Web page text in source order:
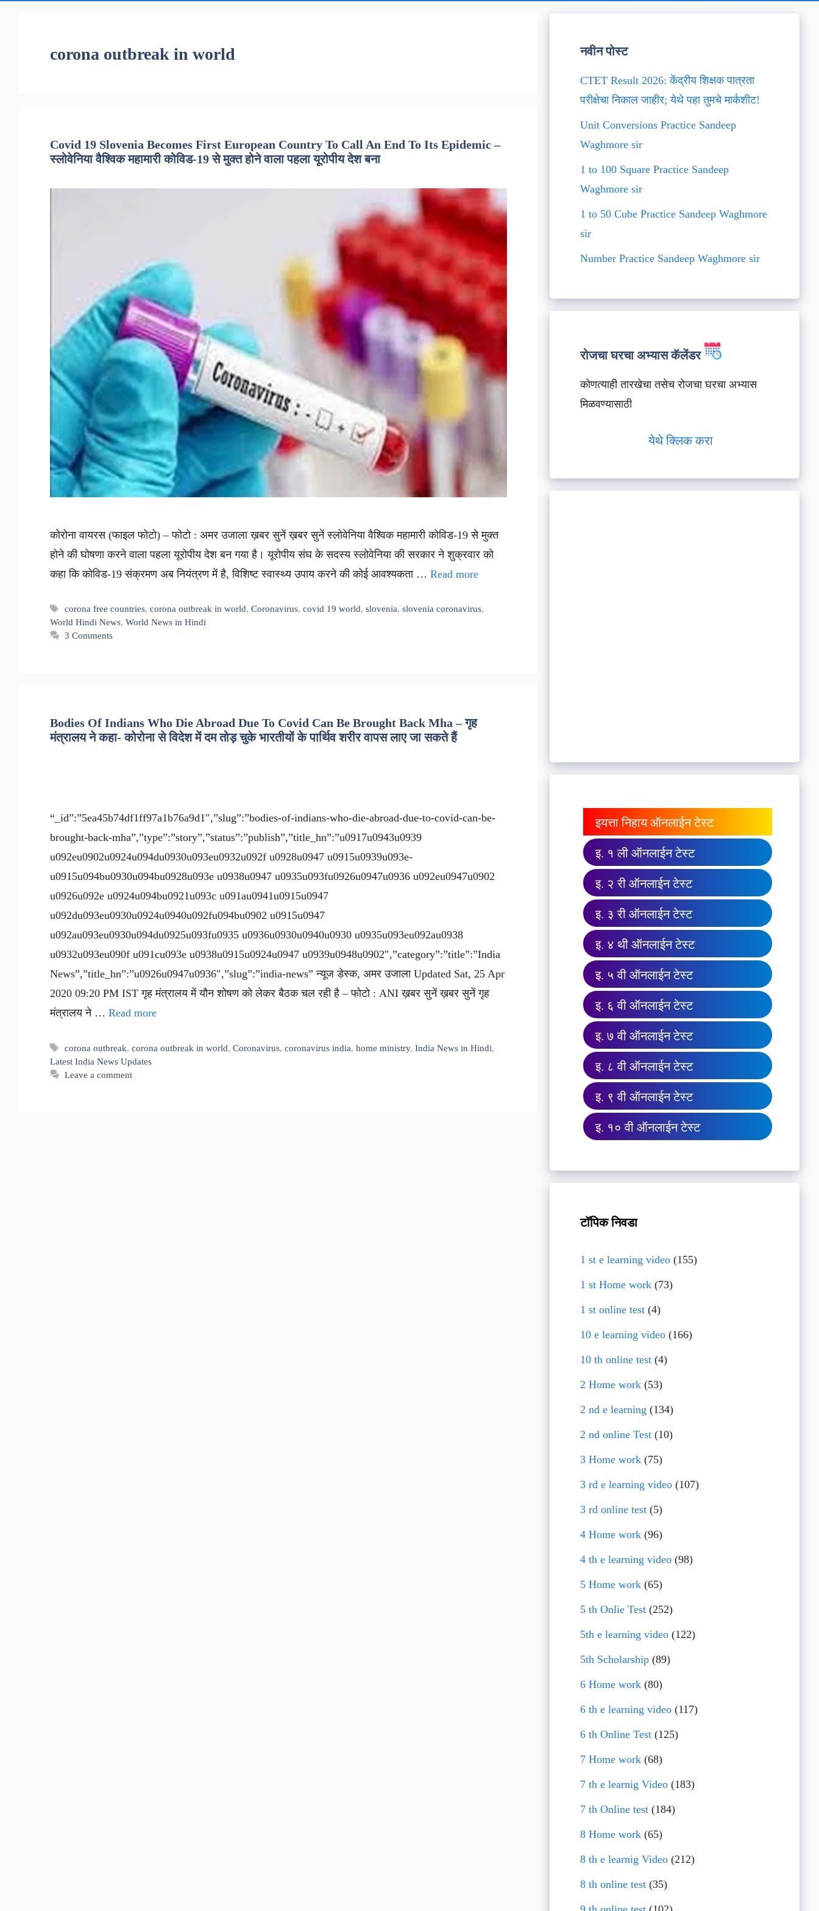
corona outbreak in world
Covid 19 Slovenia Becomes First European Country To Call An End To Its Epidemic –
स्लोवेनिया वैश्विक महामारी कोविड-19 से मुक्त होने वाला पहला यूरोपीय देश बना
कोरोना वायरस (फाइल फोटो) – फोटो : अमर उजाला ख़बर सुनें ख़बर सुनें स्लोवेनिया वैश्विक महामारी कोविड-19 से मुक्त
होने की घोषणा करने वाला पहला यूरोपीय देश बन गया है। यूरोपीय संघ के सदस्य स्लोवेनिया की सरकार ने शुक्रवार को
कहा कि कोविड-19 संक्रमण अब नियंत्रण में है, विशिष्ट स्वास्थ्य उपाय करने की कोई आवश्यकता … Read more
Tags
corona free countries,corona outbreak in world,Coronavirus,covid 19 world,slovenia,slovenia coronavirus,
World Hindi News, World News in Hindi
3 Comments
Bodies Of Indians Who Die Abroad Due To Covid Can Be Brought Back Mha – गृह
मंत्रालय ने कहा- कोरोना से विदेश में दम तोड़ चुके भारतीयों के पार्थिव शरीर वापस लाए जा सकते हैं
“_id”:”5ea45b74df1ff97a1b76a9d1″,”slug”:”bodies-of-indians-who-die-abroad-due-to-covid-can-be-
brought-back-mha”,”type”:”story”,”status”:”publish”,”title_hn”:”u0917u0943u0939
u092eu0902u0924u094du0930u093eu0932u092f u0928u0947 u0915u0939u093e-
u0915u094bu0930u094bu0928u093e u0938u0947 u0935u093fu0926u0947u0936 u092eu0947u0902
u0926u092e u0924u094bu0921u093c u091au0941u0915u0947
u092du093eu0930u0924u0940u092fu094bu0902 u0915u0947
u092au093eu0930u094du0925u093fu0935 u0936u0930u0940u0930 u0935u093eu092au0938
u0932u093eu090f u091cu093e u0938u0915u0924u0947 u0939u0948u0902″,”category”:”title”:”India
News”,”title_hn”:”u0926u0947u0936″,”slug”:”india-news” न्यूज डेस्क, अमर उजाला Updated Sat, 25 Apr
2020 09:20 PM IST गृह मंत्रालय में यौन शोषण को लेकर बैठक चल रही है – फोटो : ANI ख़बर सुनें ख़बर सुनें गृह
मंत्रालय ने … Read more
Tags
corona outbreak,corona outbreak in world,Coronavirus,coronavirus india,home ministry,India News in Hindi,
Latest India News Updates
Leave a comment
नवीन पोस्ट
CTET Result 2026: केंद्रीय शिक्षक पात्रता
परीक्षेचा निकाल जाहीर; येथे पहा तुमचे मार्कशीट!
Unit Conversions Practice Sandeep
Waghmore sir
1 to 100 Square Practice Sandeep
Waghmore sir
1 to 50 Cube Practice Sandeep Waghmore
sir
Number Practice Sandeep Waghmore sir
रोजचा घरचा अभ्यास कॅलेंडर
कोणत्याही तारखेचा तसेच रोजचा घरचा अभ्यास
मिळवण्यासाठी
येथे क्लिक करा
इयत्ता निहाय ऑनलाईन टेस्ट
इ. १ ली ऑनलाईन टेस्ट
इ. २ री ऑनलाईन टेस्ट
इ. ३ री ऑनलाईन टेस्ट
इ. ४ थी ऑनलाईन टेस्ट
इ. ५ वी ऑनलाईन टेस्ट
इ. ६ वी ऑनलाईन टेस्ट
इ. ७ वी ऑनलाईन टेस्ट
इ. ८ वी ऑनलाईन टेस्ट
इ. ९ वी ऑनलाईन टेस्ट
इ. १० वी ऑनलाईन टेस्ट
टॉपिक निवडा
1 st e learning video(155)
1 st Home work(73)
1 st online test(4)
10 e learning video(166)
10 th online test(4)
2 Home work(53)
2 nd e learning (134)
2 nd online Test(10)
3 Home work(75)
3 rd e learning video(107)
3 rd online test(5)
4 Home work(96)
4 th e learning video(98)
5 Home work(65)
5 th Onlie Test(252)
5th e learning video(122)
5th Scholarship(89)
6 Home work(80)
6 th e learning video(117)
6 th Online Test(125)
7 Home work(68)
7 th e learnig Video(183)
7 th Online test(184)
8 Home work(65)
8 th e learnig Video(212)
8 th online test(35)